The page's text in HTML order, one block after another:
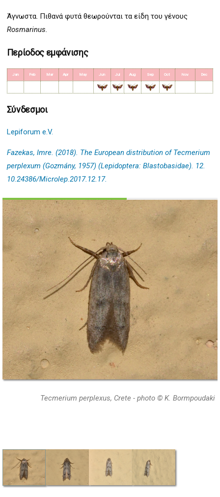
Άγνωστα. Πιθανά φυτά θεωρούνται τα είδη του γένους
Rosmarinus.
Περίοδος εμφάνισης
Jan Feb Mar Apr May Jun Jul Aug Sep Oct Nov Dec
Σύνδεσμοι
Lepiforum e.V.
Fazekas, Imre. (2018). The European distribution of Tecmerium
perplexum (Gozmány, 1957) (Lepidoptera: Blastobasidae). 12.
10.24386/Microlep.2017.12.17.
Tecmerium perplexus, Crete - photo © K. Bormpoudaki